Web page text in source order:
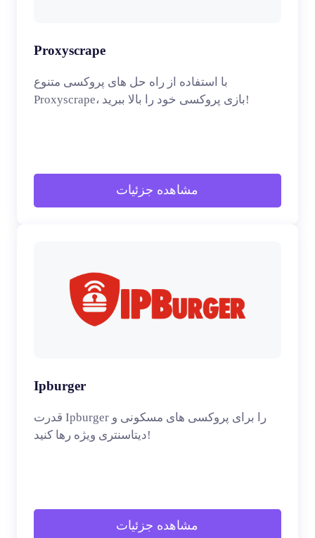
Proxyscrape
با استفاده از راه حل های پروکسی متنوع
Proxyscrape، بازی پروکسی خود را بالا ببرید!
مشاهده جزئیات
Ipburger
قدرت Ipburger را برای پروکسی های مسکونی و
دیتاسنتری ویژه رها کنید!
مشاهده جزئیات